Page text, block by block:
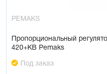
PEMAKS
Пропорциональный
420+KB Pemaks
Под заказ